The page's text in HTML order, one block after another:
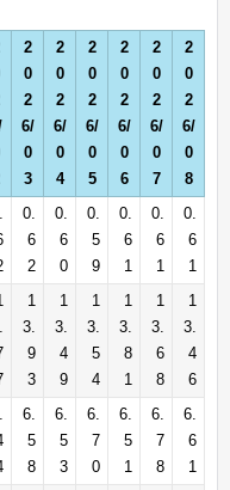
2
0
2
6/
0
3
2
0
2
6/
0
4
2
0
2
6/
0
5
2
0
2
6/
0
6
2
0
2
6/
0
7
2
0
2
6/
0
8
0.
6
2
0.
6
0
0.
5
9
0.
6
1
0.
6
1
0.
6
1
1
3.
9
3
1
3.
4
9
1
3.
5
4
1
3.
8
1
1
3.
6
8
1
3.
4
6
6.
5
8
6.
5
3
6.
7
0
6.
5
1
6.
7
8
6.
6
1